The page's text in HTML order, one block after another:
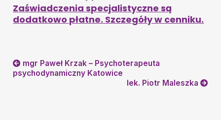
Zaświadczenia specjalistyczne są
dodatkowo płatne. Szczegóły w cenniku.
mgr Paweł Krzak – Psychoterapeuta
psychodynamiczny Katowice
lek. Piotr Maleszka